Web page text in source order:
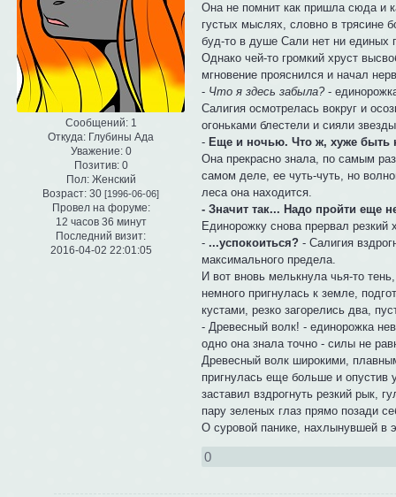
Сообщений:1
Откуда: Глубины Ада
Уважение: 0
Позитив: 0
Пол:Женский
Возраст: 30 [1996-06-06]
Провел на форуме:
12 часов 36 минут
Последний визит:
2016-04-02 22:01:05
Она не помнит как пришла сюда и
густых мыслях, словно в трясине
буд-то в душе Сали нет ни единых
Однако чей-то громкий хруст
мгновение прояснился и начал
- Что я здесь забыла?-
Салигия осмотрелась вокруг и
огоньками блестели и сияли
- Еще и ночью. Что ж, хуже быть
Она прекрасно знала, по самым
самом деле, ее чуть-чуть, но
леса она находится.
- Значит так... Надо пройти еще
Единорожку снова прервал резкий
-...успокоиться? - Салигия
максимального предела.
И вот вновь мелькнула чья-то
немного пригнулась к земле,
кустами, резко загорелись два,
- Древесный волк! - единорожка
одно она знала точно - силы не
Древесный волк широкими,
пригнулась еще больше и
заставил вздрогнуть резкий рык,
пару зеленых глаз прямо позади
О суровой панике, нахлынувшей в
0